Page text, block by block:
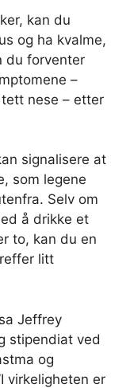
kan du
og ha kvalme,
du forventer
–
nese – etter
signalisere at
som legene
Selv om
å drikke et
to, kan du en
litt
Jeffrey
stipendiat ved
og
virkeligheten er